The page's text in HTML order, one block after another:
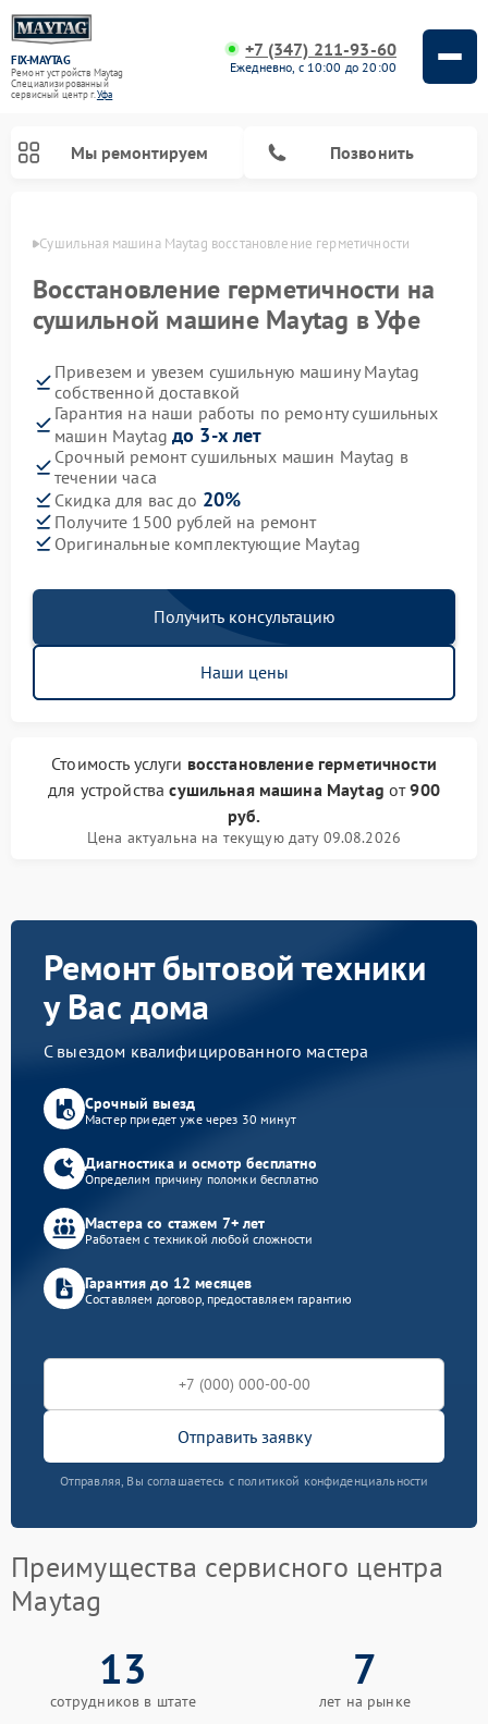
FIX-MAYTAG
Ремонт устройств Maytag
Специализированный
cервисный центр г.Уфа
+7 (347) 211-93-60
Ежедневно, с 10:00 до 20:00
Мы ремонтируем Позвонить
Уфе Сушильная машина Maytag восстановление герметичности
Восстановление герметичности на
сушильной машине Maytag в Уфе
Привезем и увезем сушильную машину Maytag
собственной доставкой
Гарантия на наши работы по ремонту сушильных
машин Maytag до 3-х лет
Срочный ремонт сушильных машин Maytag в
течении часа
Скидка для вас до 20%
Получите 1500 рублей на ремонт
Оригинальные комплектующие Maytag
Получить консультацию
Наши цены
Стоимость услуги восстановление герметичности
для устройствасушильная машина Maytag от900
руб.
Цена актуальна на текущую дату 09.08.2026
Ремонт бытовой техники
у Вас дома
С выездом квалифицированного мастера
Срочный выезд
Мастер приедет уже через 30 минут
Диагностика и осмотр бесплатно
Определим причину поломки бесплатно
Мастера со стажем 7+ лет
Работаем с техникой любой сложности
Гарантия до 12 месяцев
Составляем договор, предоставляем гарантию
Отправить заявку
Отправляя, Вы соглашаетесь с политикой конфиденциальности
Преимущества сервисного центра
Maytag
13
сотрудников в штате
7
лет на рынке